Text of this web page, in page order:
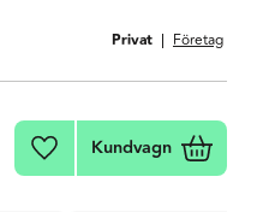
Privat Företag
Favoriter
Kundvagn